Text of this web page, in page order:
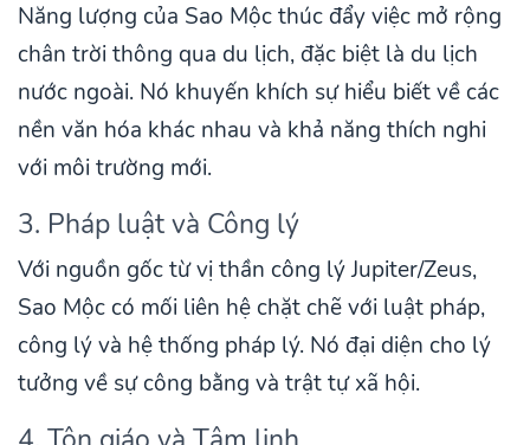
Năng lượng của Sao Mộc thúc đẩy việc mở rộng
chân trời thông qua du lịch, đặc biệt là du lịch
nước ngoài. Nó khuyến khích sự hiểu biết về các
nền văn hóa khác nhau và khả năng thích nghi
với môi trường mới.
3. Pháp luật và Công lý
Với nguồn gốc từ vị thần công lý Jupiter/Zeus,
Sao Mộc có mối liên hệ chặt chẽ với luật pháp,
công lý và hệ thống pháp lý. Nó đại diện cho lý
tưởng về sự công bằng và trật tự xã hội.